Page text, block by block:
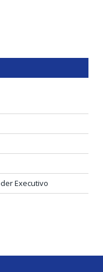
Executivo